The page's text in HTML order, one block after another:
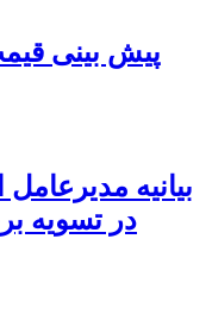
پیش بینی
بیانیه
در تسویه